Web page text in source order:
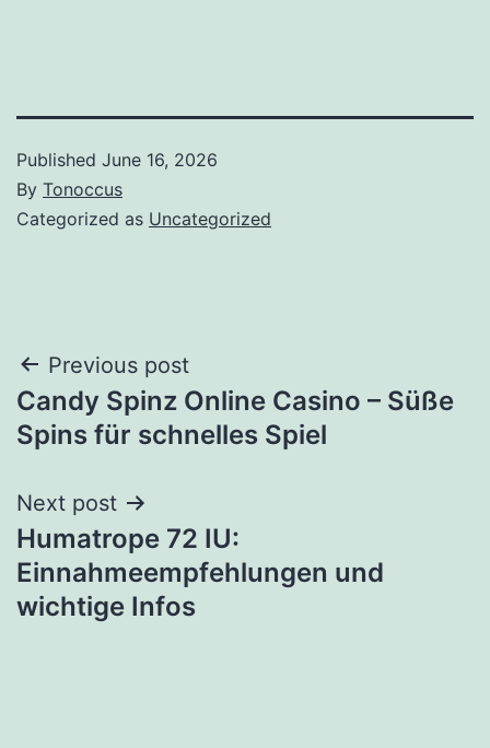
Published June 16, 2026
By Tonoccus
Categorized as Uncategorized
Post
navigation
Previous post
Candy Spinz Online Casino – Süße
Spins für schnelles Spiel
Next post
Humatrope 72 IU:
Einnahmeempfehlungen und
wichtige Infos